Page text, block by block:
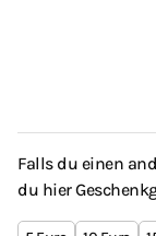
Falls du einen
du hier